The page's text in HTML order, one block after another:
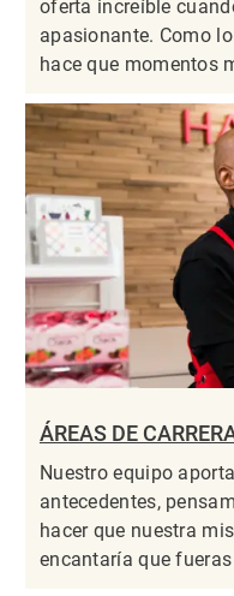
oferta increíble
apasionante. Como
hace que momentos
ÁREAS DE
Nuestro equipo
antecedentes,
hacer que nuestra
encantaría que